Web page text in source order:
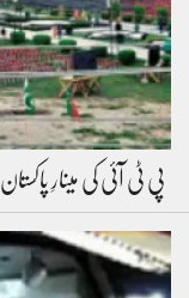
پی ٹی آئی کی مینارِ